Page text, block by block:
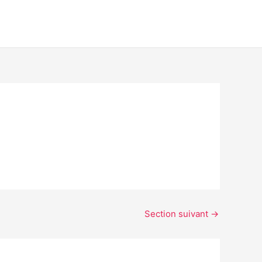
Section suivant →